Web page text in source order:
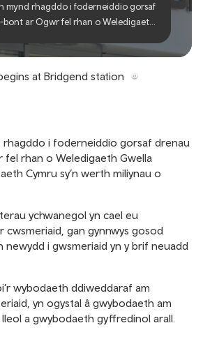
mynd rhagddo i foderneiddio gorsaf
ar Ogwr fel rhan o Weledigaeth
at Bridgend station
rhagddo i foderneiddio gorsaf drenau
rhan o Weledigaeth Gwella
Cymru sy’n werth miliynau o
ychwanegol yn cael eu
cwsmeriaid, gan gynnwys gosod
newydd i gwsmeriaid yn y brif neuadd
wybodaeth ddiweddaraf am
yn ogystal â gwybodaeth am
a gwybodaeth gyffredinol arall.